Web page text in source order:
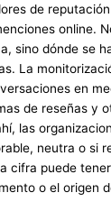
de
online.
sino dónde se
La
en
de reseñas y
las
neutra o si
cifra puede
o el origen